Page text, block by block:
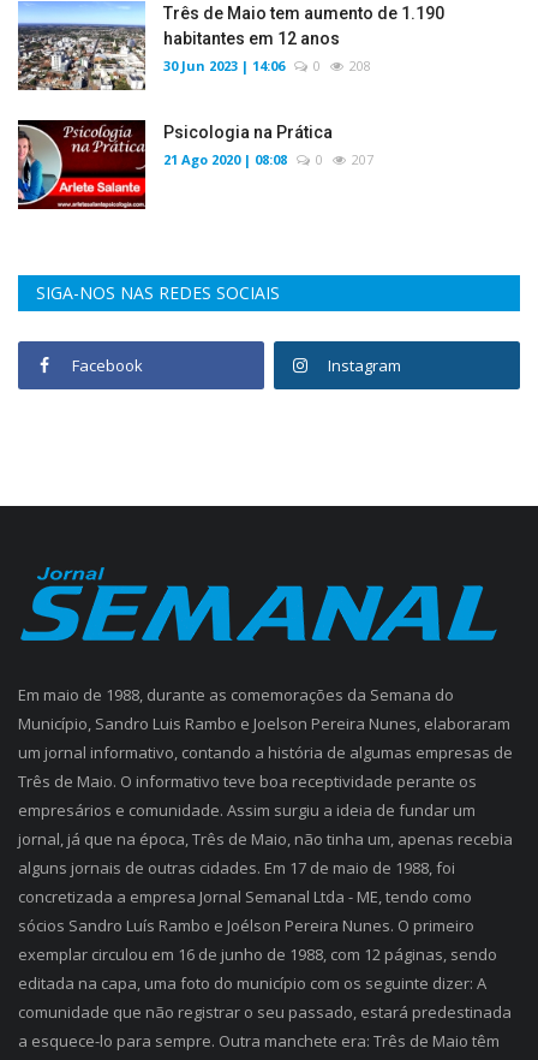
Três de Maio tem aumento de 1.190
habitantes em 12 anos
30 Jun 2023 | 14:06 0 208
Psicologia na Prática
21 Ago 2020 | 08:08 0 207
SIGA-NOS NAS REDES SOCIAIS
Facebook Instagram
Em maio de 1988, durante as comemorações da Semana do
Município, Sandro Luis Rambo e Joelson Pereira Nunes, elaboraram
um jornal informativo, contando a história de algumas empresas de
Três de Maio. O informativo teve boa receptividade perante os
empresários e comunidade. Assim surgiu a ideia de fundar um
jornal, já que na época, Três de Maio, não tinha um, apenas recebia
alguns jornais de outras cidades. Em 17 de maio de 1988, foi
concretizada a empresa Jornal Semanal Ltda - ME, tendo como
sócios Sandro Luís Rambo e Joélson Pereira Nunes. O primeiro
exemplar circulou em 16 de junho de 1988, com 12 páginas, sendo
editada na capa, uma foto do município com os seguinte dizer: A
comunidade que não registrar o seu passado, estará predestinada
a esquece-lo para sempre. Outra manchete era: Três de Maio têm